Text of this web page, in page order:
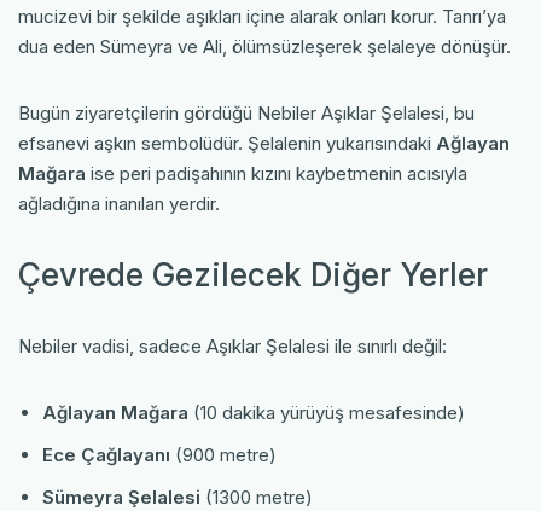
mucizevi bir şekilde aşıkları içine alarak onları korur. Tanrı’ya
dua eden Sümeyra ve Ali, ölümsüzleşerek şelaleye dönüşür.
Bugün ziyaretçilerin gördüğü Nebiler Aşıklar Şelalesi, bu
efsanevi aşkın sembolüdür. Şelalenin yukarısındaki Ağlayan
Mağara ise peri padişahının kızını kaybetmenin acısıyla
ağladığına inanılan yerdir.
Çevrede Gezilecek Diğer Yerler
Nebiler vadisi, sadece Aşıklar Şelalesi ile sınırlı değil:
Ağlayan Mağara (10 dakika yürüyüş mesafesinde)
Ece Çağlayanı (900 metre)
Sümeyra Şelalesi (1300 metre)